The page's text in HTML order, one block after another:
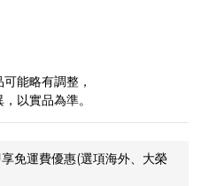
能略有調整，
以實品為準。
免運費優惠(選項海外、大榮